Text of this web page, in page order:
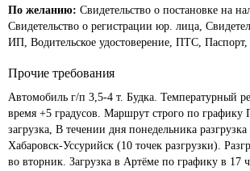
По желанию: Свидетельство о постановке на
Свидетельство о регистрации юр. лица,
ИП, Водительское удостоверение, ПТС,
Прочие требования
Автомобиль г/п 3,5-4 т. Будка. Температурный
время +5 градусов. Маршрут строго по графику
загрузка, В течении дня понедельника
Хабаровск-Уссурийск (10 точек разгрузки).
во вторник. Загрузка в Артёме по графику в 17